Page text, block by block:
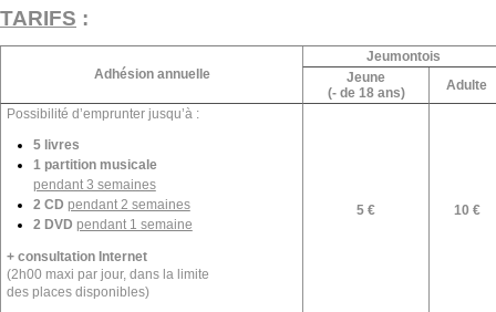
TARIFS :
Adhésion annuelle
Jeumontois
Jeune
(- de 18 ans)
Adulte
Possibilité d’emprunter jusqu’à :
5 livres
1 partition musicale
pendant 3 semaines
2 CD pendant 2 semaines
2 DVD pendant 1 semaine
+ consultation Internet
(2h00 maxi par jour, dans la limite
des places disponibles)
5 € 10 €